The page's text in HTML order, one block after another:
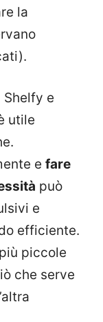
la
e
utile
e fare
può
e
efficiente.
piccole
che serve